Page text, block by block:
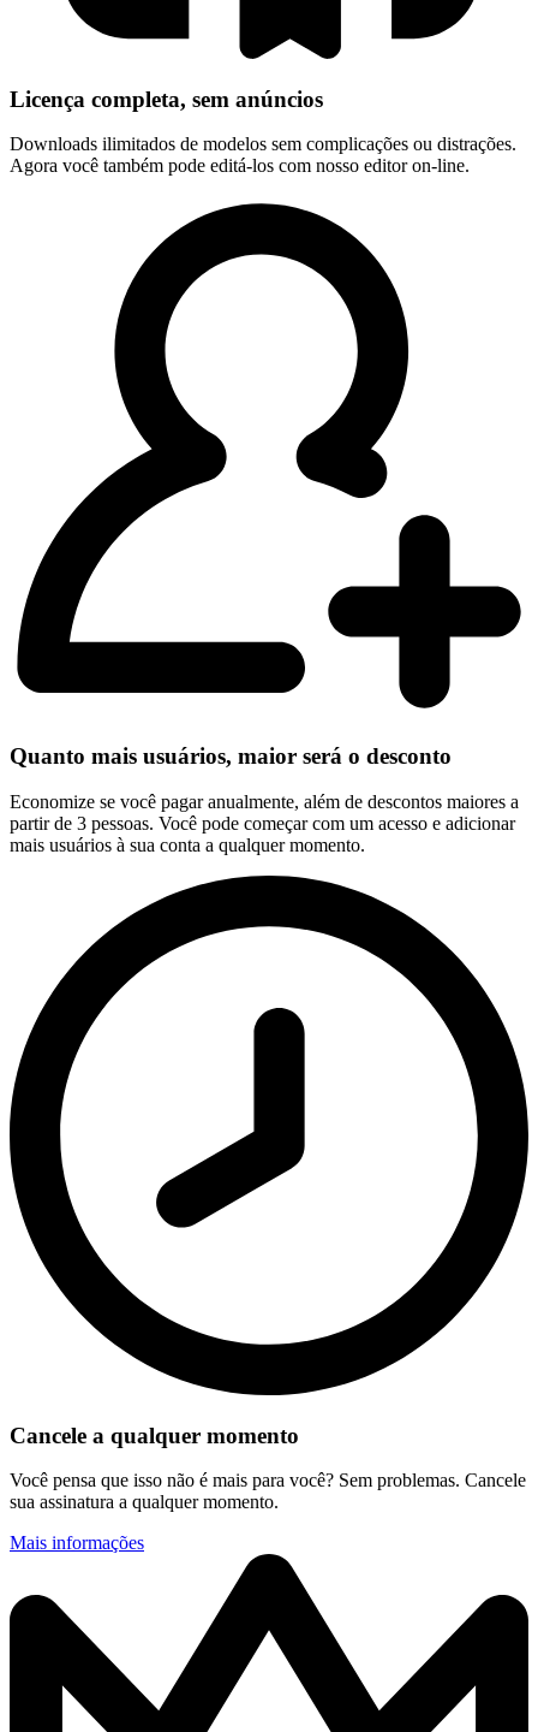
Licença completa, sem anúncios
Downloads ilimitados de modelos sem complicações ou distrações.
Agora você também pode editá-los com nosso editor on-line.
Quanto mais usuários, maior será o desconto
Economize se você pagar anualmente, além de descontos maiores a
partir de 3 pessoas. Você pode começar com um acesso e adicionar
mais usuários à sua conta a qualquer momento.
Cancele a qualquer momento
Você pensa que isso não é mais para você? Sem problemas. Cancele
sua assinatura a qualquer momento.
Mais informações